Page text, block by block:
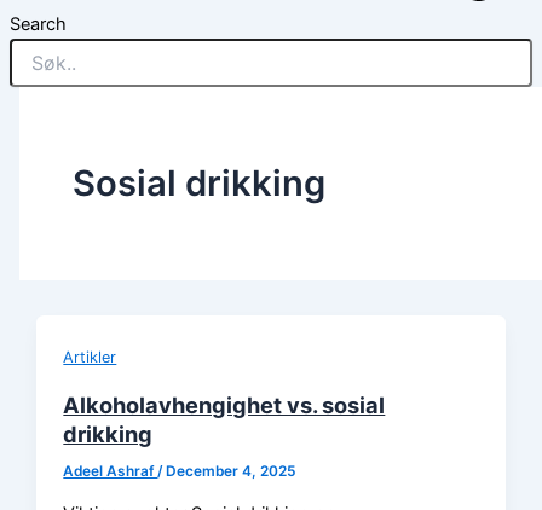
Search
Sosial drikking
Artikler
Alkoholavhengighet vs. sosial
drikking
Adeel Ashraf /December 4, 2025